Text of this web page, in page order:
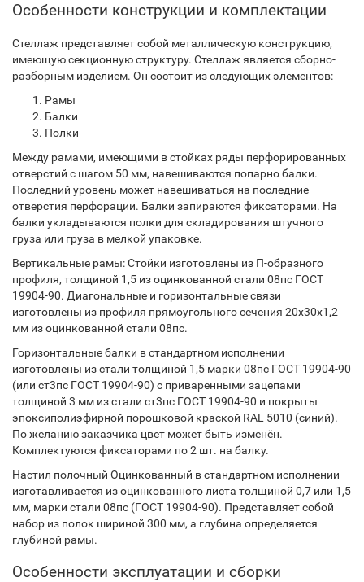
Особенности конструкции и комплектации
Стеллаж представляет собой металлическую конструкцию,
имеющую секционную структуру. Стеллаж является сборно-
разборным изделием. Он состоит из следующих элементов:
Рамы
Балки
Полки
Между рамами, имеющими в стойках ряды перфорированных
отверстий с шагом 50 мм, навешиваются попарно балки.
Последний уровень может навешиваться на последние
отверстия перфорации. Балки запираются фиксаторами. На
балки укладываются полки для складирования штучного
груза или груза в мелкой упаковке.
Вертикальные рамы: Стойки изготовлены из П-образного
профиля, толщиной 1,5 из оцинкованной стали 08пс ГОСТ
19904-90. Диагональные и горизонтальные связи
изготовлены из профиля прямоугольного сечения 20х30х1,2
мм из оцинкованной стали 08пс.
Горизонтальные балки в стандартном исполнении
изготовлены из стали толщиной 1,5 марки 08пс ГОСТ 19904-90
(или ст3пс ГОСТ 19904-90) с приваренными зацепами
толщиной 3 мм из стали ст3пс ГОСТ 19904-90 и покрыты
эпоксиполиэфирной порошковой краской RAL 5010 (синий).
По желанию заказчика цвет может быть изменён.
Комплектуются фиксаторами по 2 шт. на балку.
Настил полочный Оцинкованный в стандартном исполнении
изготавливается из оцинкованного листа толщиной 0,7 или 1,5
мм, марки стали 08пс (ГОСТ 19904-90). Представляет собой
набор из полок шириной 300 мм, а глубина определяется
глубиной рамы.
Особенности эксплуатации и сборки